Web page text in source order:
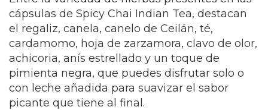
cápsulas de Spicy Chai Indian Tea, destacan
el regaliz, canela, canelo de Ceilán, té,
cardamomo, hoja de zarzamora, clavo de olor,
achicoria, anís estrellado y un toque de
pimienta negra, que puedes disfrutar solo o
con leche añadida para suavizar el sabor
picante que tiene al final.